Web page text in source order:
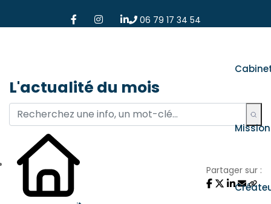
06 79 17 34 54
L'actualité du mois
Partager sur :